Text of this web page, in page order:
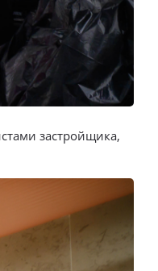
застройщика,